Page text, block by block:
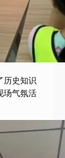
历史知识
玚气氛活